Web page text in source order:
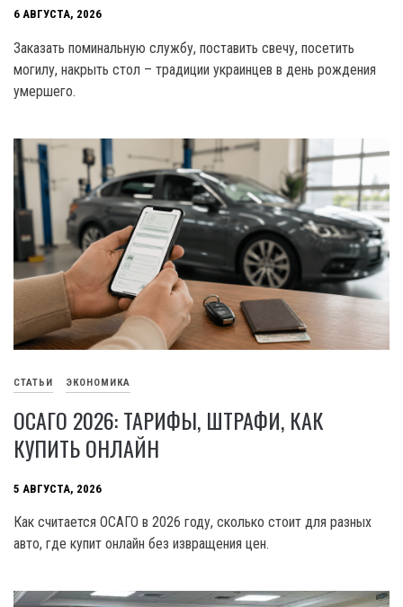
6 АВГУСТА, 2026
Заказать поминальную службу, поставить свечу, посетить
могилу, накрыть стол – традиции украинцев в день рождения
умершего.
СТАТЬИ ЭКОНОМИКА
ОСАГО 2026: ТАРИФЫ, ШТРАФИ, КАК
КУПИТЬ ОНЛАЙН
5 АВГУСТА, 2026
Как считается ОСАГО в 2026 году, сколько стоит для разных
авто, где купит онлайн без извращения цен.